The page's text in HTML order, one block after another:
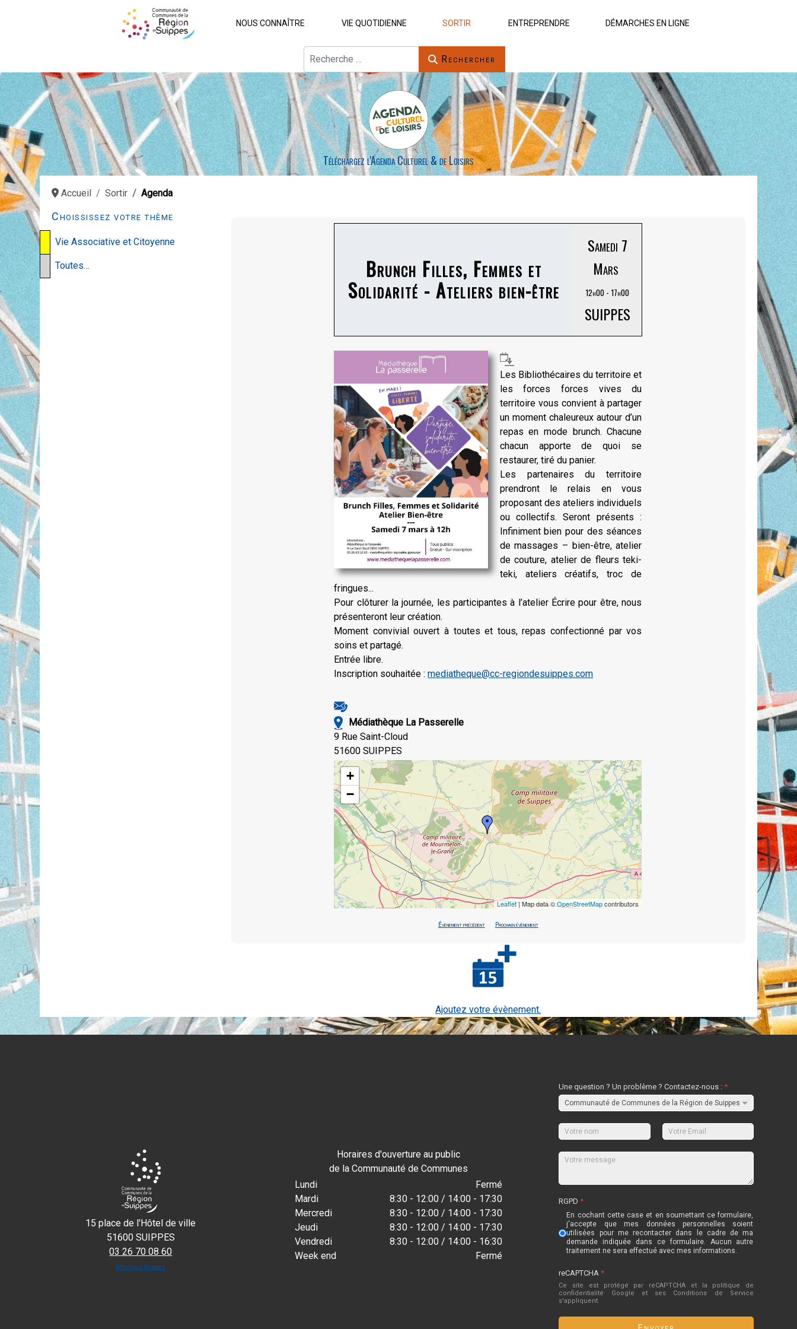
NOUS CONNAÎTRE VIE QUOTIDIENNE SORTIR ENTREPRENDRE DÉMARCHES EN LIGNE
Rechercher
Téléchargez l'Agenda Culturel & de Loisirs
Accueil Sortir Agenda
Choississez votre thème
Vie Associative et Citoyenne
Toutes… Brunch Filles, Femmes et
Solidarité - Ateliers bien-être
Samedi 7
Mars
12h00 - 17h00
SUIPPES
Les Bibliothécaires du territoire et
les forces forces vives du
territoire vous convient à partager
un moment chaleureux autour d’un
repas en mode brunch. Chacune
chacun apporte de quoi se
restaurer, tiré du panier.
Les partenaires du territoire
prendront le relais en vous
proposant des ateliers individuels
ou collectifs. Seront présents :
Infiniment bien pour des séances
de massages – bien-être, atelier
de couture, atelier de fleurs teki-
teki, ateliers créatifs, troc de
fringues...
Pour clôturer la journée, les participantes à l’atelier Écrire pour être, nous
présenteront leur création.
Moment convivial ouvert à toutes et tous, repas confectionné par vos
soins et partagé.
Entrée libre.
Inscription souhaitée :mediatheque@cc-regiondesuippes.com
Médiathèque La Passerelle
9 Rue Saint-Cloud
51600 SUIPPES
+
−
Leaflet| Map data ©OpenStreetMapcontributors
Évènement précédent Prochain évènement
Ajoutez votre évènement.
15 place de l'Hôtel de ville
51600 SUIPPES
03 26 70 08 60
Mentions légales
Horaires d'ouverture au public
de la Communauté de Communes
Lundi
Fermé
Mardi
8:30 - 12:00 / 14:00 - 17:30
Mercredi
8:30 - 12:00 / 14:00 - 17:30
Jeudi
8:30 - 12:00 / 14:00 - 17:30
Vendredi
8:30 - 12:00 / 14:00 - 16:30
Week end
Fermé
Une question ? Un problème ? Contactez-nous :*
RGPD*
En cochant cette case et en soumettant ce formulaire,
j'accepte que mes données personnelles soient
utilisées pour me recontacter dans le cadre de ma
demande indiquée dans ce formulaire. Aucun autre
traitement ne sera effectué avec mes informations.
reCAPTCHA*
Ce site est protégé par reCAPTCHA et la politique de
confidentialité
Google et ses Conditions de Service
s'appliquent.